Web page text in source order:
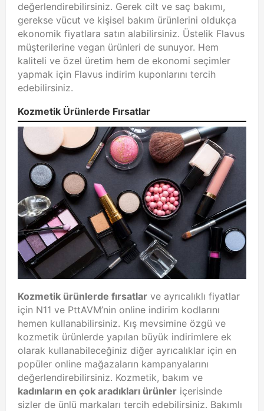
değerlendirebilirsiniz. Gerek cilt ve saç bakımı,
gerekse vücut ve kişisel bakım ürünlerini oldukça
ekonomik fiyatlara satın alabilirsiniz. Üstelik Flavus
müşterilerine vegan ürünleri de sunuyor. Hem
kaliteli ve özel üretim hem de ekonomi seçimler
yapmak için Flavus indirim kuponlarını tercih
edebilirsiniz.
Kozmetik Ürünlerde Fırsatlar
Kozmetik ürünlerde fırsatlar ve ayrıcalıklı fiyatlar
için N11 ve PttAVM’nin online indirim kodlarını
hemen kullanabilirsiniz. Kış mevsimine özgü ve
kozmetik ürünlerde yapılan büyük indirimlere ek
olarak kullanabileceğiniz diğer ayrıcalıklar için en
popüler online mağazaların kampanyalarını
değerlendirebilirsiniz. Kozmetik, bakım ve
kadınların en çok aradıkları ürünler içerisinde
sizler de ünlü markaları tercih edebilirsiniz. Bakımlı